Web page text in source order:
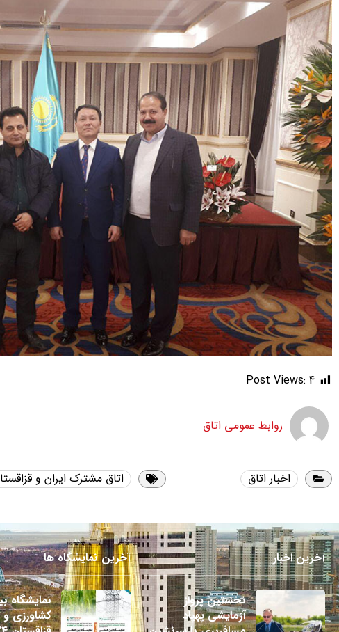
Post Views: 4
روابط عمومی اتاق
اخبار اتاق اتاق مشترک ایران و
آخرین اخبار
نخستین پرواز
آزمایشی پهپاد
آخرین نمایشگاه ها
نمایشگاه
کشاورزی